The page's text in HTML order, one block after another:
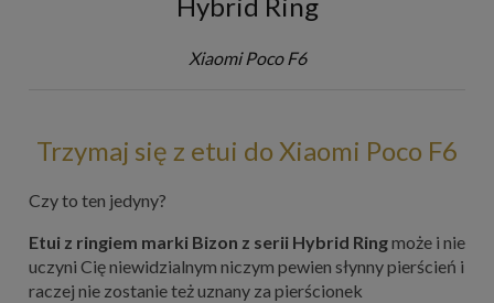
Hybrid Ring
Xiaomi Poco F6
Trzymaj się z etui do Xiaomi Poco F6
Czy to ten jedyny?
Etui z ringiem marki Bizon z serii Hybrid Ringmoże i nie
uczyni Cię niewidzialnym niczym pewien słynny pierścień i
raczej nie zostanie też uznany za pierścionek